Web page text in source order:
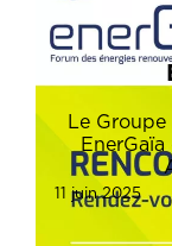
Le
11 juin 2025